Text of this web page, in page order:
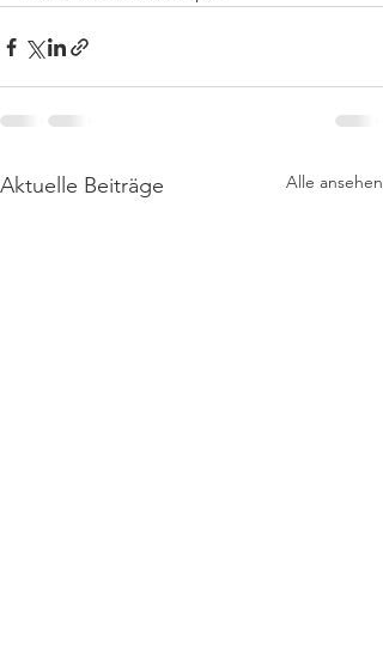
Aktuelle Beiträge Alle ansehen